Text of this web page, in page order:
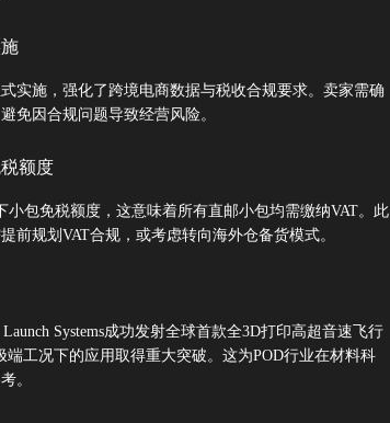
实施，强化了跨境电商数据与税收合规要求。卖家需确
免因合规问题导致经营风险。
额度
小包免税额度，这意味着所有直邮小包均需缴纳VAT。此
前规划VAT合规，或考虑转向海外仓备货模式。
Systems成功发射全球首款全3D打印高超音速飞行
工况下的应用取得重大突破。这为POD行业在材料科
。